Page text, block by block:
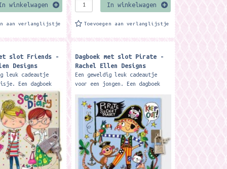
winkelwagen
aan verlanglijstje
In winkelwagen
Toevoegen aan verlanglijstje
slot Friends -
Designs
leuk cadeautje
Een dagboek
het opschrijven
en
Formaat: 14,1 x
Dagboek met slot Pirate -
Rachel Ellen Designs
Een geweldig leuk cadeautje
voor een jongen. Een dagboek
van alle gedachten en
geheimpjes. Formaat: 14,1 x
14,7 cm....